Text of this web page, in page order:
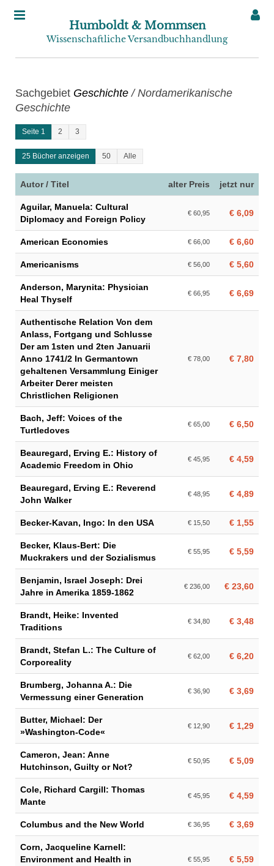
Humboldt & Mommsen
Wissenschaftliche Versandbuchhandlung
Sachgebiet Geschichte / Nordamerikanische
Geschichte
Seite 1 2 3
25 Bücher anzeigen 50 Alle
Autor / Titel alter Preis jetzt nur
Aguilar, Manuela: Cultural
Diplomacy and Foreign Policy
€ 60,95 € 6,09
American Economies € 66,00 € 6,60
Americanisms € 56,00 € 5,60
Anderson, Marynita: Physician
Heal Thyself
€ 66,95 € 6,69
Authentische Relation Von dem
Anlass, Fortgang und Schlusse
Der am 1sten und 2ten Januarii
Anno 1741/2 In Germantown
gehaltenen Versammlung Einiger
Arbeiter Derer meisten
Christlichen Religionen
€ 78,00 € 7,80
Bach, Jeff: Voices of the
Turtledoves
€ 65,00 € 6,50
Beauregard, Erving E.: History of
Academic Freedom in Ohio
€ 45,95 € 4,59
Beauregard, Erving E.: Reverend
John Walker
€ 48,95 € 4,89
Becker-Kavan, Ingo: In den USA € 15,50 € 1,55
Becker, Klaus-Bert: Die
Muckrakers und der Sozialismus
€ 55,95 € 5,59
Benjamin, Israel Joseph: Drei
Jahre in Amerika 1859-1862
€ 236,00 € 23,60
Brandt, Heike: Invented
Traditions
€ 34,80 € 3,48
Brandt, Stefan L.: The Culture of
Corporeality
€ 62,00 € 6,20
Brumberg, Johanna A.: Die
Vermessung einer Generation
€ 36,90 € 3,69
Butter, Michael: Der
»Washington-Code«
€ 12,90 € 1,29
Cameron, Jean: Anne
Hutchinson, Guilty or Not?
€ 50,95 € 5,09
Cole, Richard Cargill: Thomas
Mante
€ 45,95 € 4,59
Columbus and the New World € 36,95 € 3,69
Corn, Jacqueline Karnell:
Environment and Health in
€ 55,95 € 5,59